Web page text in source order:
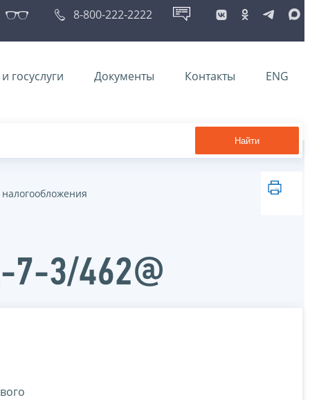
8-800-222-2222
госуслуги Документы Контакты ENG
Найти
7-3/462@